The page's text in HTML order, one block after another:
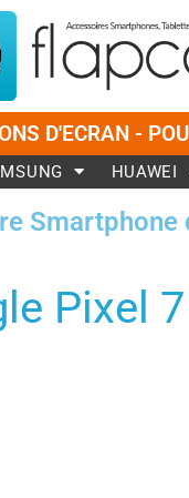
D'ECRAN -
HUAWEI
Pixel 7